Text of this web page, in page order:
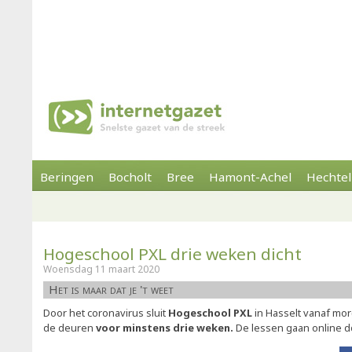
Beringen Bocholt Bree Hamont-Achel
Hogeschool PXL drie weken dicht
Woensdag 11 maart 2020
Het is maar dat je 't weet
Door het coronavirus sluit Hogeschool PXLin Hasselt vanaf
de deuren voor minstens drie weken. De lessen gaan online